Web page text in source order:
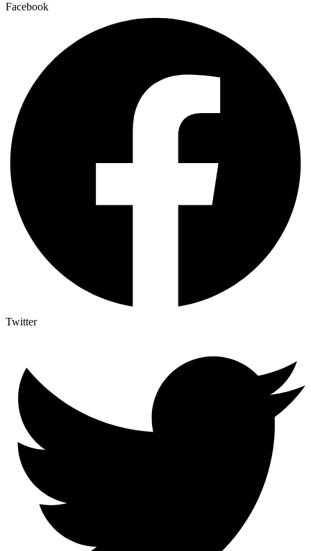
Facebook
Twitter